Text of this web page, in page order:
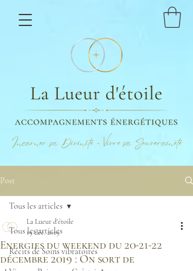
Incarner sa Divinité - Vivre sa Souveraineté
Post
Tous les articles
Récits de Soins vibratoires
Tous les articles
Energies du weekend du 20-21-22
décembre 2019 : On sort de
La Lueur d'étoile
19 déc. 2019